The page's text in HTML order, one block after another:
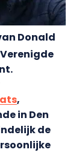
Donald
,
in Den
de